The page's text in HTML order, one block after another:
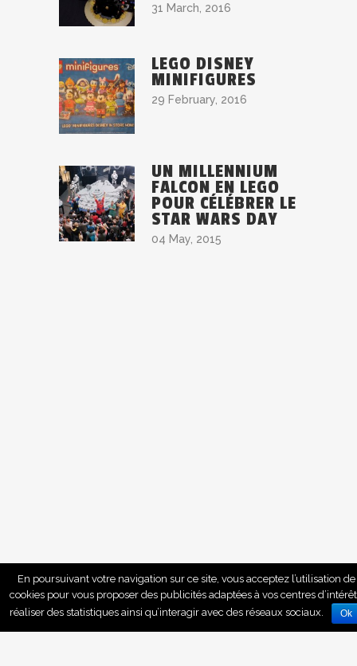
31 March, 2016
LEGO DISNEY
MINIFIGURES
29 February, 2016
UN MILLENNIUM
FALCON EN LEGO
POUR CÉLÉBRER LE
STAR WARS DAY
04 May, 2015
En poursuivant votre navigation sur ce site, vous acceptez l’utilisation de
cookies pour vous proposer des publicités adaptées à vos centres
réaliser des statistiques ainsi qu’interagir avec des réseaux sociaux.
Ok